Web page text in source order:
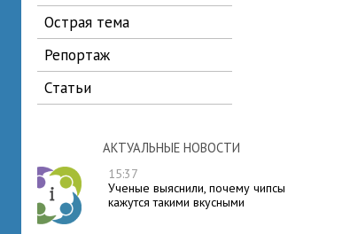
острая тема
репортаж
статьи
АКТУАЛЬНЫЕ НОВОСТИ
15:37
Ученые выяснили, почему чипсы
кажутся такими вкусными